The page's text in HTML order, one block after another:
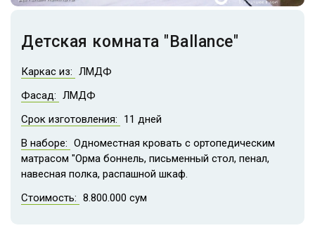
Детская комната "Ballance"
Каркас из: ЛМДФ
Фасад: ЛМДФ
Срок изготовления:
11 дней
В наборе: Одноместная кровать с ортопедическим
матрасом "Орма боннель, письменный стол, пенал,
навесная полка, распашной шкаф.
Стоимость: 8.800.000 сум